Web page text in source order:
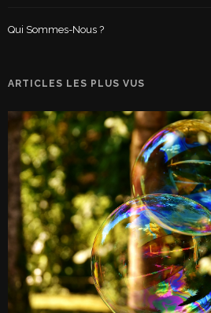
Qui Sommes-Nous ?
ARTICLES LES PLUS VUS